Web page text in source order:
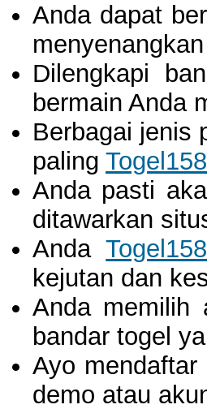
Anda dapat
Dilengkapi
bermain Anda
Berbagai jenis
paling Togel158
Anda pasti
ditawarkan
AndaTogel158
kejutan dan
Anda
bandar togel
Ayo mendaftar
demo atau